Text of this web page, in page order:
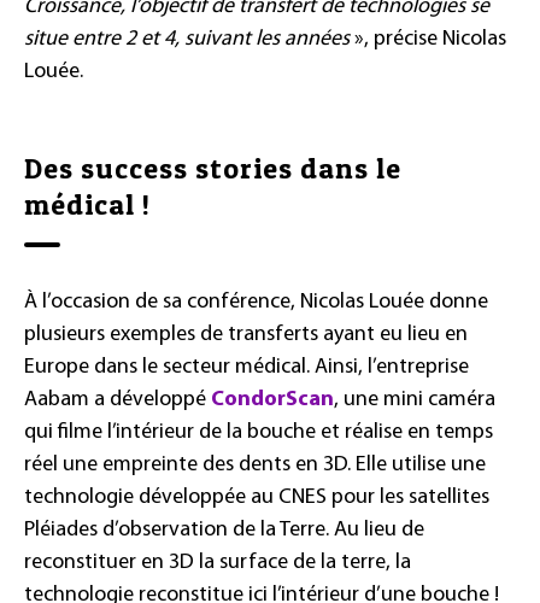
Croissance, l’objectif de transfert de technologies se
situe entre 2 et 4, suivant les années», précise Nicolas
Louée.
Des success stories dans le
médical !
À l’occasion de sa conférence, Nicolas Louée donne
plusieurs exemples de transferts ayant eu lieu en
Europe dans le secteur médical. Ainsi, l’entreprise
Aabam a développé CondorScan, une mini caméra
qui filme l’intérieur de la bouche et réalise en temps
réel une empreinte des dents en 3D. Elle utilise une
technologie développée au CNES pour les satellites
Pléiades d’observation de la Terre. Au lieu de
reconstituer en 3D la surface de la terre, la
technologie reconstitue ici l’intérieur d’une bouche !